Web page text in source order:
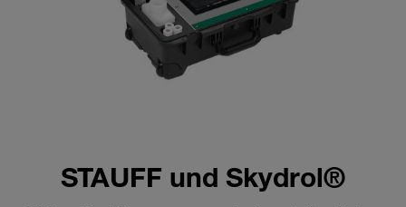
STAUFF und Skydrol®